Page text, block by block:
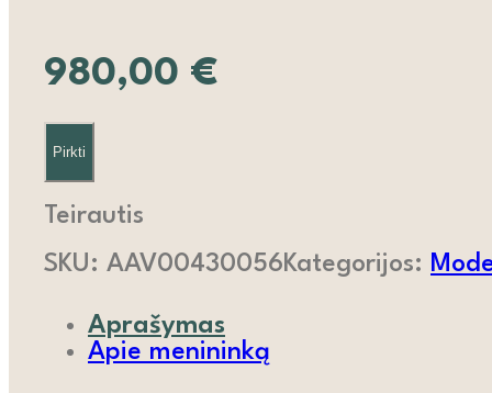
980,00 €
Pirkti
Teirautis
SKU: AAV00430056Kategorijos:
Aprašymas
Apie menininką